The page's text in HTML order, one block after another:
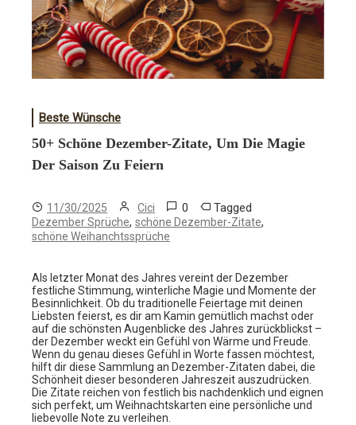
Beste Wünsche
50+ Schöne Dezember-Zitate, Um Die Magie
Der Saison Zu Feiern
11/30/2025 Cici 0 Tagged
Dezember Sprüche, schöne Dezember-Zitate,
schöne Weihanchtssprüche
Als letzter Monat des Jahres vereint der Dezember
festliche Stimmung, winterliche Magie und Momente der
Besinnlichkeit. Ob du traditionelle Feiertage mit deinen
Liebsten feierst, es dir am Kamin gemütlich machst oder
auf die schönsten Augenblicke des Jahres zurückblickst –
der Dezember weckt ein Gefühl von Wärme und Freude.
Wenn du genau dieses Gefühl in Worte fassen möchtest,
hilft dir diese Sammlung an Dezember-Zitaten dabei, die
Schönheit dieser besonderen Jahreszeit auszudrücken.
Die Zitate reichen von festlich bis nachdenklich und eignen
sich perfekt, um Weihnachtskarten eine persönliche und
liebevolle Note zu verleihen.